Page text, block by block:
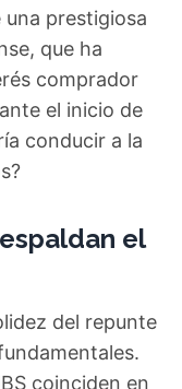
prestigiosa
que ha
comprador
el inicio de
conducir a la
el
del repunte
coinciden en